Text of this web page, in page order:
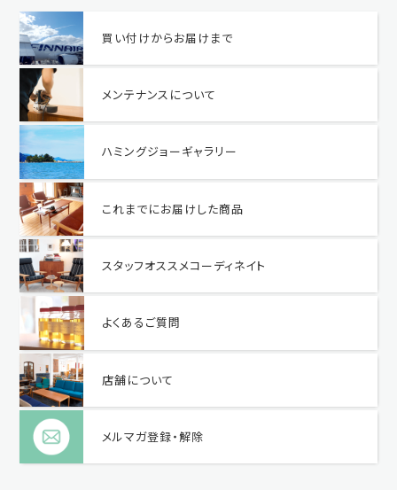
買い付けからお届けまで
メンテナンスについて
ハミングジョーギャラリー
これまでにお届けした商品
スタッフオススメコーディネイト
よくあるご質問
店舗について
メルマガ登録・解除